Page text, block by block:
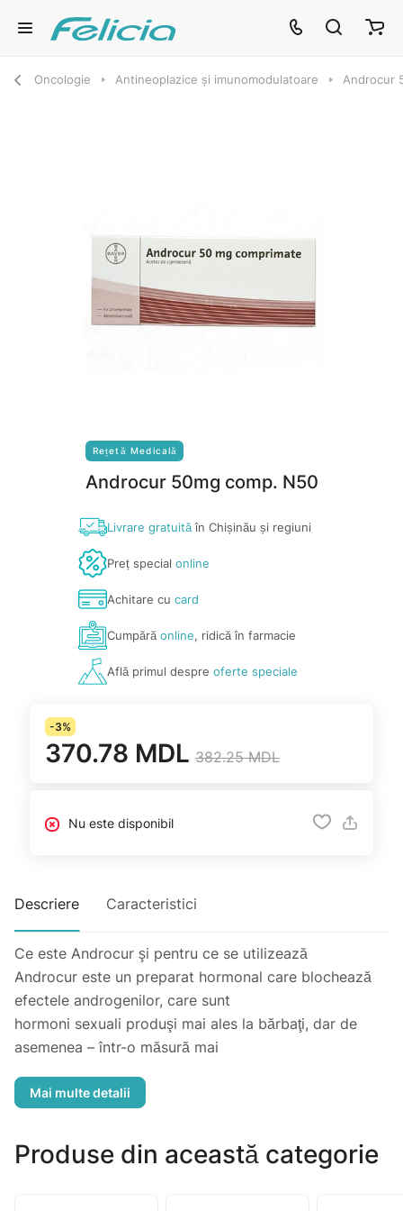
Oncologie Antineoplazice și imunomodulatoare Androcur
Rețetă Medicală
Androcur 50mg comp. N50
Livrare gratuităîn Chișinău și regiuni
Preț special online
Achitare cu card
Cumpărăonline, ridică în farmacie
Află primul despre oferte speciale
-3%
370.78 MDL 382.25 MDL
Nu este disponibil
Descriere Caracteristici
Ce este Androcur şi pentru ce se utilizează
Androcur este un preparat hormonal care blochează
efectele androgenilor, care sunt
hormoni sexuali produşi mai ales la bărbaţi, dar de
asemenea – într-o măsură mai
ciproteronă.
androgen - dependente, cum
sunt creşterea excesivă a părului în hirsutism, căderea
Produse din această categorie